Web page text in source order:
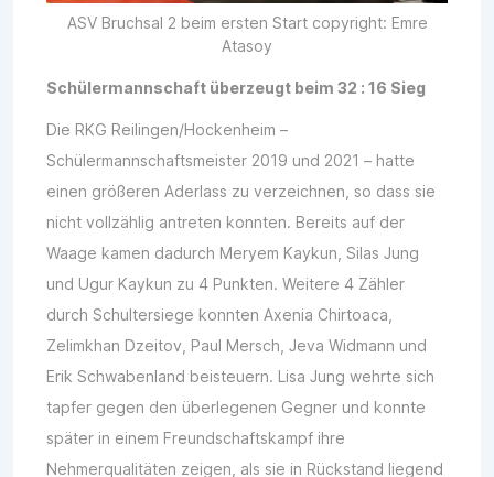
ASV Bruchsal 2 beim ersten Start copyright: Emre
Atasoy
Schülermannschaft überzeugt beim 32 : 16 Sieg
Die RKG Reilingen/Hockenheim –
Schülermannschaftsmeister 2019 und 2021 – hatte
einen größeren Aderlass zu verzeichnen, so dass sie
nicht vollzählig antreten konnten. Bereits auf der
Waage kamen dadurch Meryem Kaykun, Silas Jung
und Ugur Kaykun zu 4 Punkten. Weitere 4 Zähler
durch Schultersiege konnten Axenia Chirtoaca,
Zelimkhan Dzeitov, Paul Mersch, Jeva Widmann und
Erik Schwabenland beisteuern. Lisa Jung wehrte sich
tapfer gegen den überlegenen Gegner und konnte
später in einem Freundschaftskampf ihre
Nehmerqualitäten zeigen, als sie in Rückstand liegend